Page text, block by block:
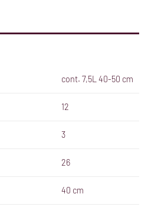
cont. 7,5L 40-50 cm
12
3
26
40 cm